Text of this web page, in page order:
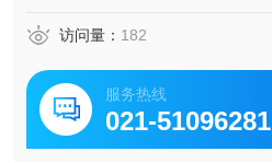
访问量： 182
服务热线
021-51096281